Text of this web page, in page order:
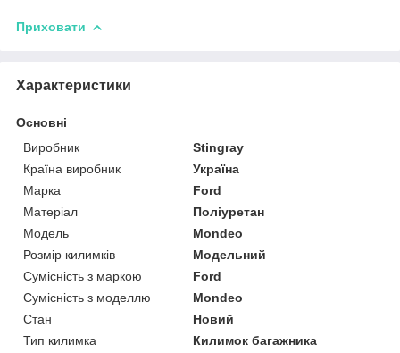
Приховати
Характеристики
Основні
Виробник
Stingray
Країна виробник
Україна
Марка
Ford
Матеріал
Поліуретан
Модель
Mondeo
Розмір килимків
Модельний
Сумісність з маркою
Ford
Сумісність з моделлю
Mondeo
Стан
Новий
Тип килимка
Килимок багажника